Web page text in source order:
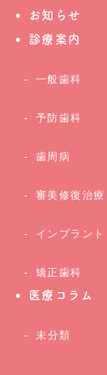
お知らせ
診療案内
一般歯科
予防歯科
歯周病
審美修復治療
インプラント
矯正歯科
医療コラム
未分類